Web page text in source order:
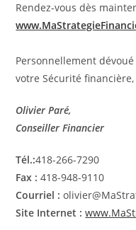
Rendez-vous dès
Personnellement
votre Sécurité financière,
Olivier Paré,
Conseiller Financier
Tél.:418-266-7290
Fax :418-948-9110
Courriel :
Site Internet :